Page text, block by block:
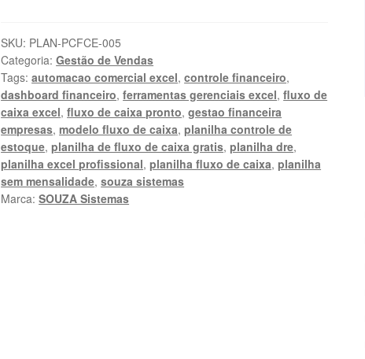
Excel
Profissional
|
SOUZA
Sistemas
quantidade
SKU: PLAN-PCFCE-005
Categoria:Gestão de Vendas
Tags:automacao comercial excel,controle financeiro,
dashboard financeiro,ferramentas gerenciais excel,fluxo de
caixa excel,fluxo de caixa pronto,gestao financeira
empresas,modelo fluxo de caixa,planilha controle de
estoque,planilha de fluxo de caixa gratis,planilha dre,
planilha excel profissional,planilha fluxo de caixa,planilha
sem mensalidade,souza sistemas
Marca:SOUZA Sistemas